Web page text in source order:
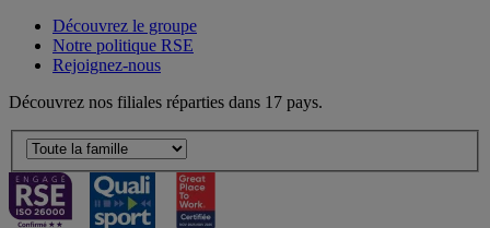
Découvrez le groupe
Notre politique RSE
Rejoignez-nous
Découvrez nos filiales réparties dans 17 pays.